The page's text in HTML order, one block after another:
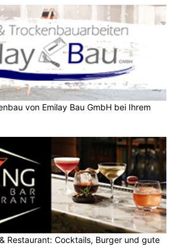
von Emilay Bau GmbH bei Ihrem
Restaurant: Cocktails, Burger und gute